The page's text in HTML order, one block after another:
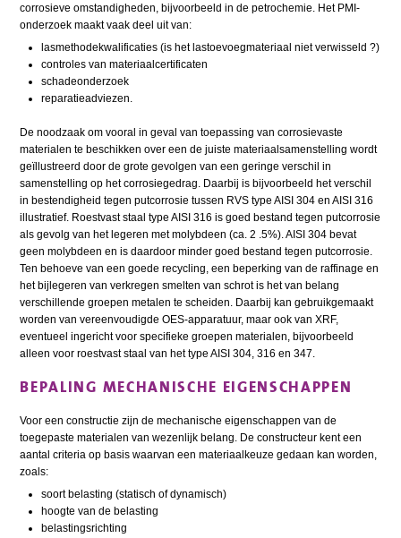
corrosieve omstandigheden, bijvoorbeeld in de petrochemie. Het PMI-
onderzoek maakt vaak deel uit van:
lasmethodekwalificaties (is het lastoevoegmateriaal niet verwisseld ?)
controles van materiaalcertificaten
schadeonderzoek
reparatieadviezen.
De noodzaak om vooral in geval van toepassing van corrosievaste
materialen te beschikken over een de juiste materiaalsamenstelling wordt
geïllustreerd door de grote gevolgen van een geringe verschil in
samenstelling op het corrosiegedrag. Daarbij is bijvoorbeeld het verschil
in bestendigheid tegen putcorrosie tussen RVS type AISI 304 en AISI 316
illustratief. Roestvast staal type AISI 316 is goed bestand tegen putcorrosie
als gevolg van het legeren met molybdeen (ca. 2 .5%). AISI 304 bevat
geen molybdeen en is daardoor minder goed bestand tegen putcorrosie.
Ten behoeve van een goede recycling, een beperking van de raffinage en
het bijlegeren van verkregen smelten van schrot is het van belang
verschillende groepen metalen te scheiden. Daarbij kan gebruikgemaakt
worden van vereenvoudigde OES-apparatuur, maar ook van XRF,
eventueel ingericht voor specifieke groepen materialen, bijvoorbeeld
alleen voor roestvast staal van het type AISI 304, 316 en 347.
BEPALING MECHANISCHE EIGENSCHAPPEN
Voor een constructie zijn de mechanische eigenschappen van de
toegepaste materialen van wezenlijk belang. De constructeur kent een
aantal criteria op basis waarvan een materiaalkeuze gedaan kan worden,
zoals:
soort belasting (statisch of dynamisch)
hoogte van de belasting
belastingsrichting